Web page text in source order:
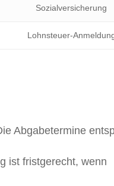
Sozialversicherung
Lohnsteuer-
Abgabetermine
ist fristgerecht, wenn